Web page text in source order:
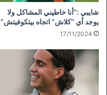
شايبي :”أنا خاطيني المشاكل ولا
يوجد أي “كلاش” اتجاه بيتكوفيتش”
17/11/2024